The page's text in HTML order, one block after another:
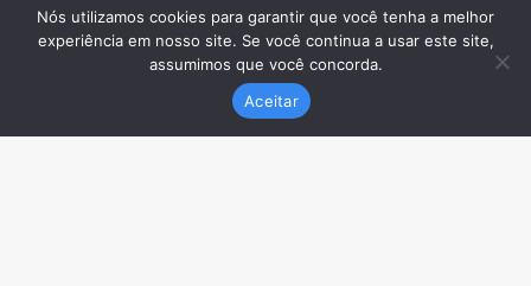
Nós utilizamos cookies para garantir que você tenha a melhor
experiência em nosso site. Se você continua a usar este site,
assumimos que você concorda.
Aceitar